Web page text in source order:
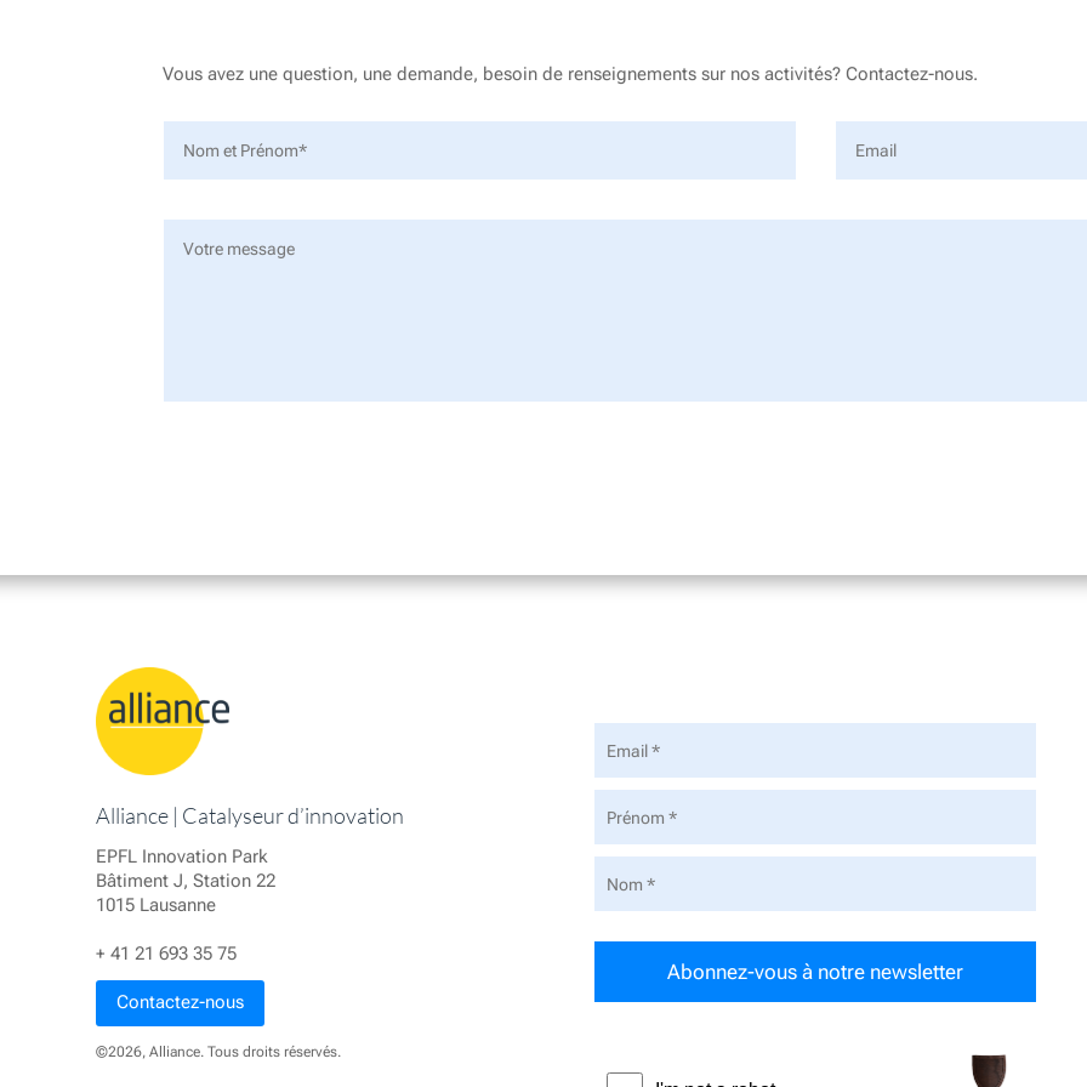
Vous avez une question, une demande, besoin de renseignements sur nos activités? Contactez-nous.
Alliance | Catalyseur d’innovation
EPFL Innovation Park
Bâtiment J, Station 22
1015 Lausanne
+ 41 21 693 35 75
Contactez-nous
©2026, Alliance. Tous droits réservés.